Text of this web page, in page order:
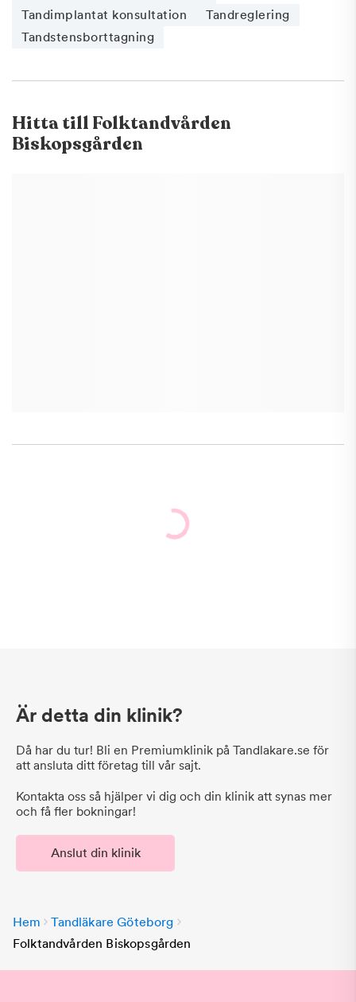
Tandimplantat konsultation
Tandreglering
Tandstensborttagning
Hitta till Folktandvården
Biskopsgården
Är detta din klinik?
Då har du tur! Bli en Premiumklinik på Tandlakare.se för
att ansluta ditt företag till vår sajt.
Kontakta oss så hjälper vi dig och din klinik att synas mer
och få fler bokningar!
Anslut din klinik
Hem
Tandläkare Göteborg
Folktandvården Biskopsgården